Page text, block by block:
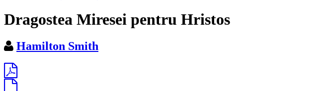
Dragostea Miresei pentru Hristos
Hamilton Smith